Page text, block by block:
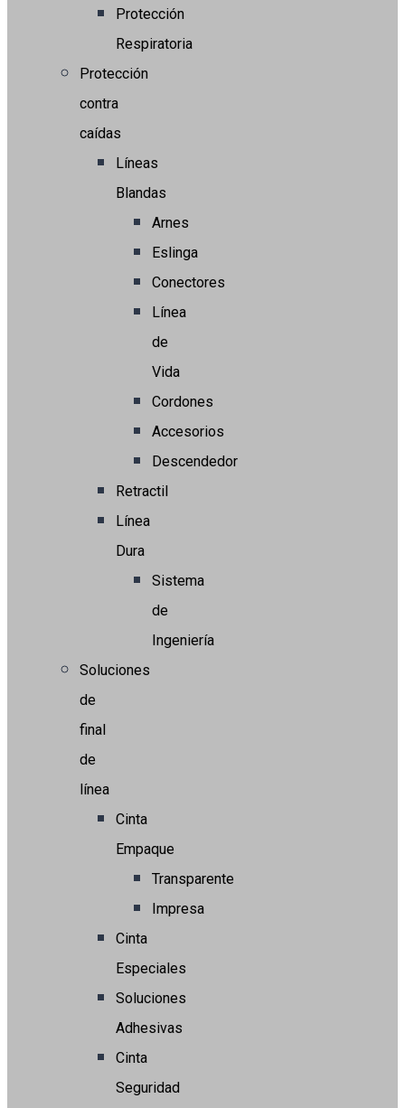
Protección
Respiratoria
Protección
contra
caídas
Líneas
Blandas
Arnes
Eslinga
Conectores
Línea
de
Vida
Cordones
Accesorios
Descendedor
Retractil
Línea
Dura
Sistema
de
Ingeniería
Soluciones
de
final
de
línea
Cinta
Empaque
Transparente
Impresa
Cinta
Especiales
Soluciones
Adhesivas
Cinta
Seguridad